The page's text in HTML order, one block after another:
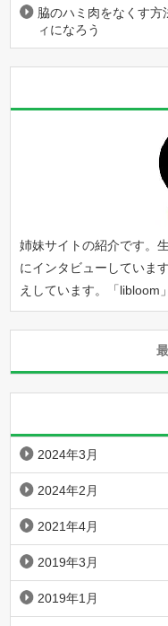
脇のハミ肉をなくす
ィになろう
姉妹サイトの紹介です。
にインタビューしていま
えしています。「libloom
2024年3月
2024年2月
2021年4月
2019年3月
2019年1月